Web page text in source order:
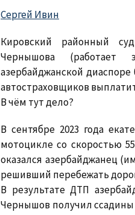
Сергей Ивин
Кировский районный суд
Чернышова (работает
азербайджанской
автостраховщиков
В чём тут дело?
В сентябре 2023 года
мотоцикле со скоростью
оказался азербайджанец
решивший перебежать
В результате ДТП
Чернышов получил